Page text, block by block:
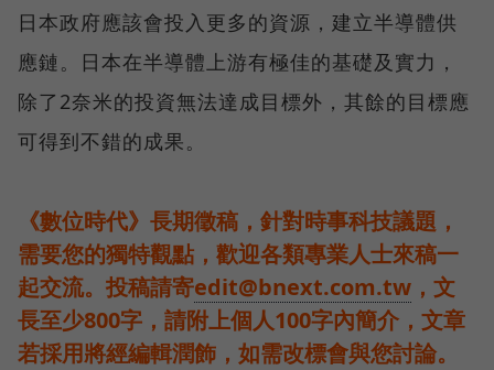
日本政府應該會投入更多的資源，建立半導體供
應鏈。日本在半導體上游有極佳的基礎及實力，
除了2奈米的投資無法達成目標外，其餘的目標應
可得到不錯的成果。
《數位時代》長期徵稿，針對時事科技議題，
需要您的獨特觀點，歡迎各類專業人士來稿一
起交流。投稿請寄edit@bnext.com.tw ，文
長至少800字，請附上個人100字內簡介，文章
若採用將經編輯潤飾，如需改標會與您討論。